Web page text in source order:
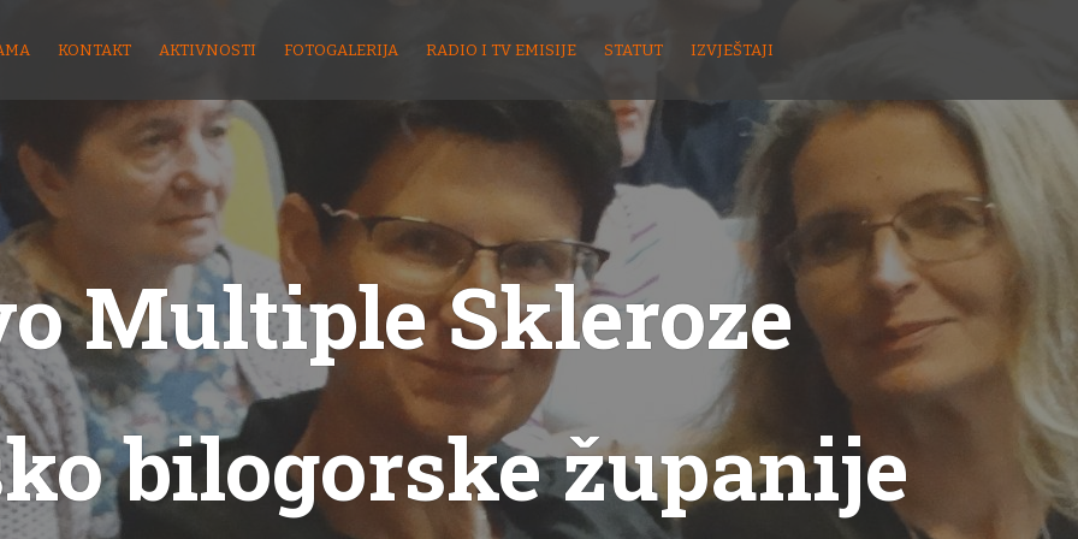
KONTAKT AKTIVNOSTI FOTOGALERIJA RADIO I TV EMISIJE STATUT IZVJEŠTAJI
Multiple Skleroze
bilogorske županije